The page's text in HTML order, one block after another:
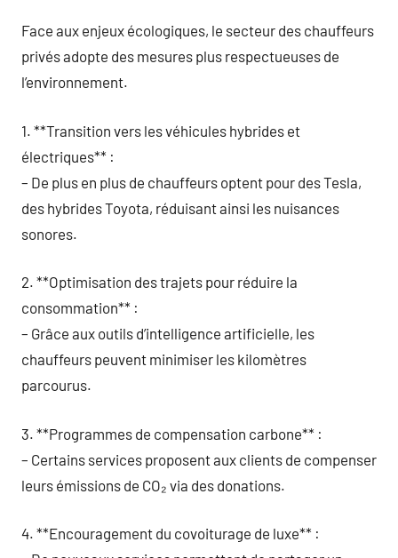
Face aux enjeux écologiques, le secteur des chauffeurs
privés adopte des mesures plus respectueuses de
l’environnement.
1. **Transition vers les véhicules hybrides et
électriques** :
– De plus en plus de chauffeurs optent pour des Tesla,
des hybrides Toyota, réduisant ainsi les nuisances
sonores.
2. **Optimisation des trajets pour réduire la
consommation** :
– Grâce aux outils d’intelligence artificielle, les
chauffeurs peuvent minimiser les kilomètres
parcourus.
3. **Programmes de compensation carbone** :
– Certains services proposent aux clients de compenser
leurs émissions de CO₂ via des donations.
4. **Encouragement du covoiturage de luxe** :